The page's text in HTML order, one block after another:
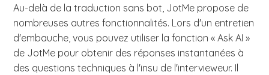
Au-delà de la traduction sans bot, JotMe propose de
nombreuses autres fonctionnalités. Lors d'un entretien
d'embauche, vous pouvez utiliser la fonction « Ask AI »
de JotMe pour obtenir des réponses instantanées à
des questions techniques à l'insu de l'intervieweur. Il